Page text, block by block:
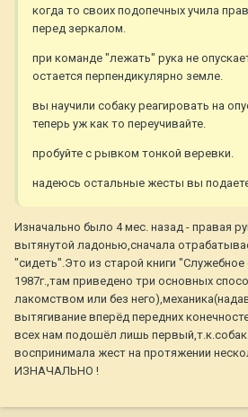
когда то своих подопечных учила
перед зеркалом.
при команде "лежать" рука не
остается перпендикулярно земле.
вы научили собаку реагировать на
теперь уж как то переучивайте.
пробуйте с рывком тонкой веревки.
надеюсь остальные жесты вы
Изначально было 4 мес. назад - правая
вытянутой ладонью,сначала
"сидеть".Это из старой книги
1987г.,там приведено три основных
лакомством или без
вытягивание вперёд передних
всех нам подошёл лишь
воспринимала жест на протяжении
ИЗНАЧАЛЬНО !